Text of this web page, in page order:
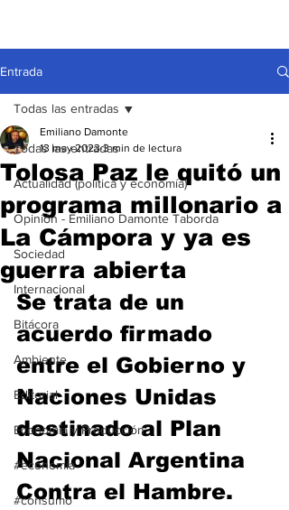
Entrada
Todas las entradas
Actualidad (política y economía)
Opinión - Emiliano Damonte Taborda
Sociedad
Internacional
Bitácora
Ambiente
Editorial
Economía y Producción
#economia
#consumo
Todas las entradas
Tolosa Paz le quitó un
programa millonario a
La Cámpora y ya es
guerra abierta
Emiliano Damonte
13 may 2023 3 min de lectura
Se trata de un
acuerdo firmado
entre el Gobierno y
Naciones Unidas
destinado al Plan
Nacional Argentina
Contra el Hambre.